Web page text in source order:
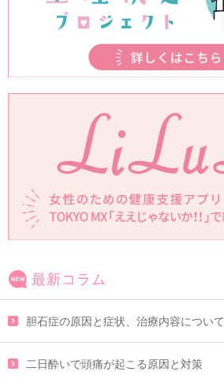
最新コラム
胆石症の原因と症状、治療内容について
二日酔いで頭痛が起こる原因と対策